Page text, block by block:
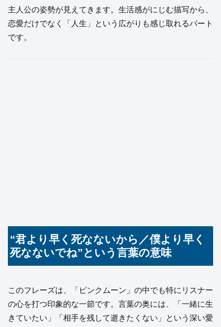
主人公の姿勢が見えてきます。生活感がにじむ描写から、
恋愛だけでなく「人生」という広がりも感じ取れるパート
です。
“君より早く死なないから／僕より早く
死なないでね”という言葉の意味
このフレーズは、「ピンクムーン」の中でも特にリスナー
の心を打つ印象的な一節です。言葉の奥には、「一緒に生
きていたい」「相手を残して逝きたくない」という深い愛